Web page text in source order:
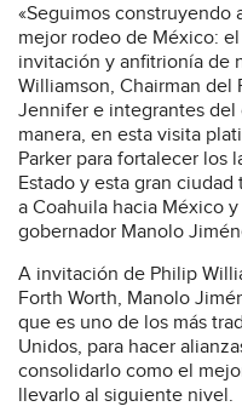
«Seguimos construyendo
mejor rodeo de México:
invitación y anfitrionía de
Williamson, Chairman del
Jennifer e integrantes del
manera, en esta visita
Parker para fortalecer los
Estado y esta gran
a Coahuila hacia México
gobernador Manolo
A invitación de Philip
Forth Worth, Manolo
que es uno de los más
Unidos, para hacer
consolidarlo como el
llevarlo al siguiente nivel.